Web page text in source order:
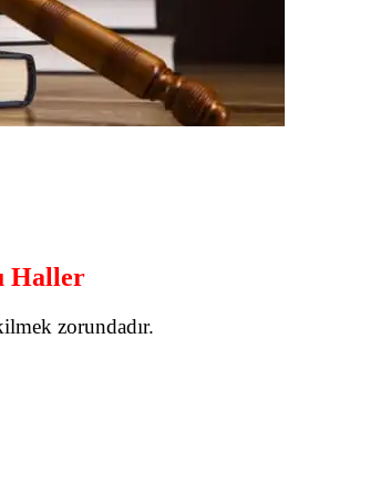
Haller
zorundadır.